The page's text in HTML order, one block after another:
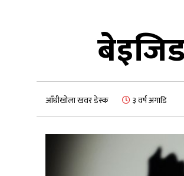
आँधीखोला खवर डेस्क ३ वर्ष अगाडि